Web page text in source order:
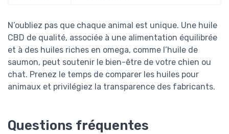
N’oubliez pas que chaque animal est unique. Une huile
CBD de qualité, associée à une alimentation équilibrée
et à des huiles riches en omega, comme l’huile de
saumon, peut soutenir le bien-être de votre chien ou
chat. Prenez le temps de comparer les huiles pour
animaux et privilégiez la transparence des fabricants.
Questions fréquentes